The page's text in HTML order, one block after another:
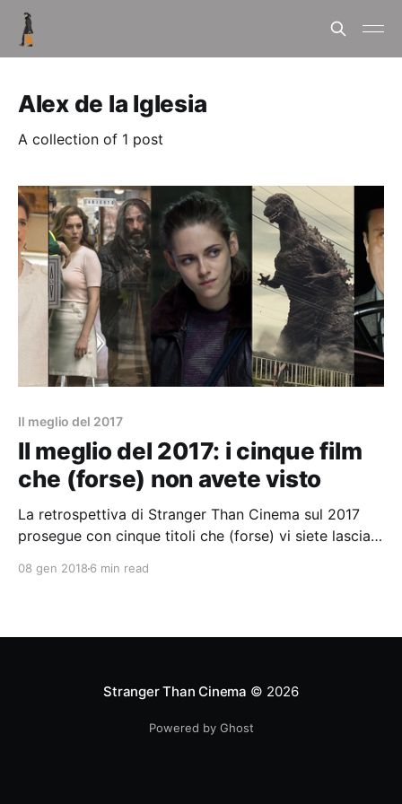
Alex de la Iglesia
A collection of 1 post
Il meglio del 2017
Il meglio del 2017: i cinque film
che (forse) non avete visto
La retrospettiva di Stranger Than Cinema sul 2017
prosegue con cinque titoli che (forse) vi siete lasciati
08 gen 2018 6 min read
Stranger Than Cinema © 2026
Powered by Ghost